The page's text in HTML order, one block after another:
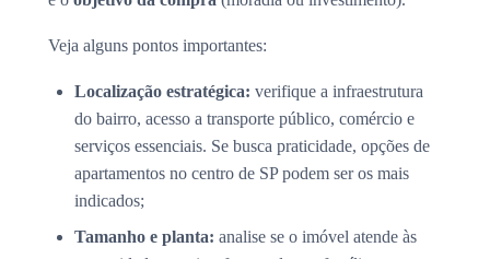
Veja alguns pontos importantes:
Localização estratégica: verifique a infraestrutura
do bairro, acesso a transporte público, comércio e
serviços essenciais. Se busca praticidade, opções de
apartamentos no centro de SP podem ser os mais
indicados;
Tamanho e planta: analise se o imóvel atende às